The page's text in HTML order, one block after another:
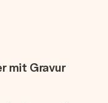
mit Gravur